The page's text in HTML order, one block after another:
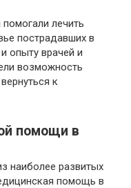
лечить
пострадавших в
опыту врачей и
возможность
к
помощи в
наиболее развитых
помощь в